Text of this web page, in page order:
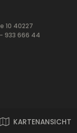
10 40227
933 666 44
KARTENANSICHT